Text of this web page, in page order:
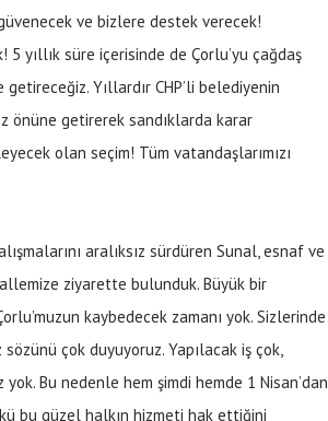
ve bizlere destek verecek!
yıllık süre içerisinde de Çorlu’yu çağdaş
Yıllardır CHP’li belediyenin
önüne getirerek sandıklarda karar
olan seçim! Tüm vatandaşlarımızı
aralıksız sürdüren Sunal, esnaf ve
ziyarette bulunduk. Büyük bir
kaybedecek zamanı yok. Sizlerinde
çok duyuyoruz. Yapılacak iş çok,
Bu nedenle hem şimdi hemde 1 Nisan’dan
bu güzel halkın hizmeti hak ettiğini